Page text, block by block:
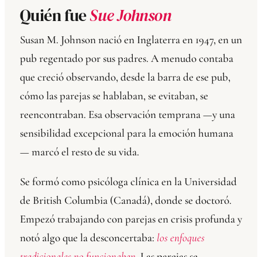
Quién fueSue Johnson
Susan M. Johnson nació en Inglaterra en 1947, en un
pub regentado por sus padres. A menudo contaba
que creció observando, desde la barra de ese pub,
cómo las parejas se hablaban, se evitaban, se
reencontraban. Esa observación temprana —y una
sensibilidad excepcional para la emoción humana
— marcó el resto de su vida.
Se formó como psicóloga clínica en la Universidad
de British Columbia (Canadá), donde se doctoró.
Empezó trabajando con parejas en crisis profunda y
notó algo que la desconcertaba: los enfoques